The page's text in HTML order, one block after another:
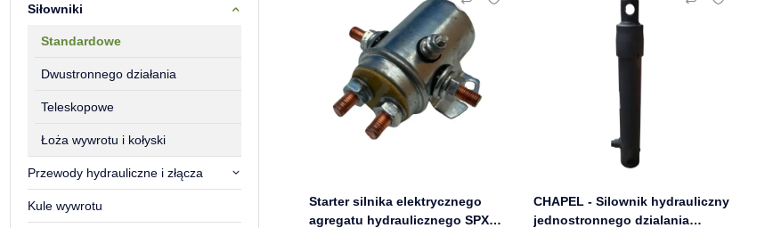
Starter silnika elektrycznego
agregatu hydraulicznego SPX
CHAPEL - Silownik hydrauliczny
jednostronnego dzialania
Siłowniki
Standardowe
Dwustronnego działania
Teleskopowe
Łoża wywrotu i kołyski
Przewody hydrauliczne i złącza
Kule wywrotu